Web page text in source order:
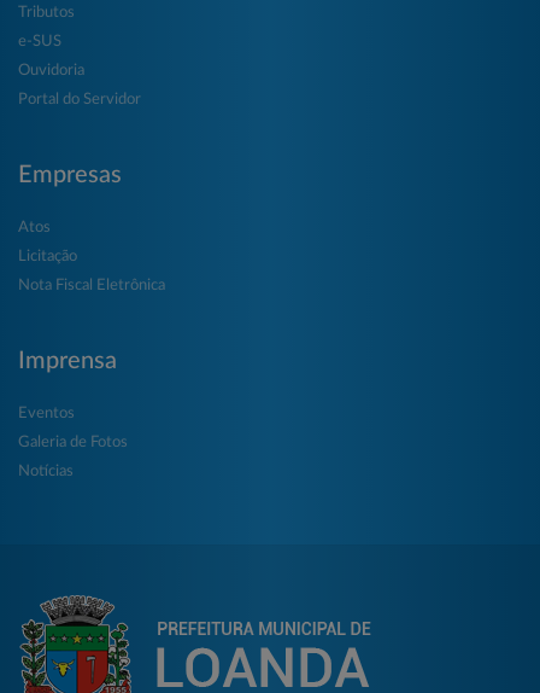
Tributos
e-SUS
Ouvidoria
Portal do Servidor
Empresas
Atos
Licitação
Nota Fiscal Eletrônica
Imprensa
Eventos
Galeria de Fotos
Notícias